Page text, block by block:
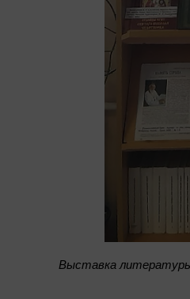
Bыставка